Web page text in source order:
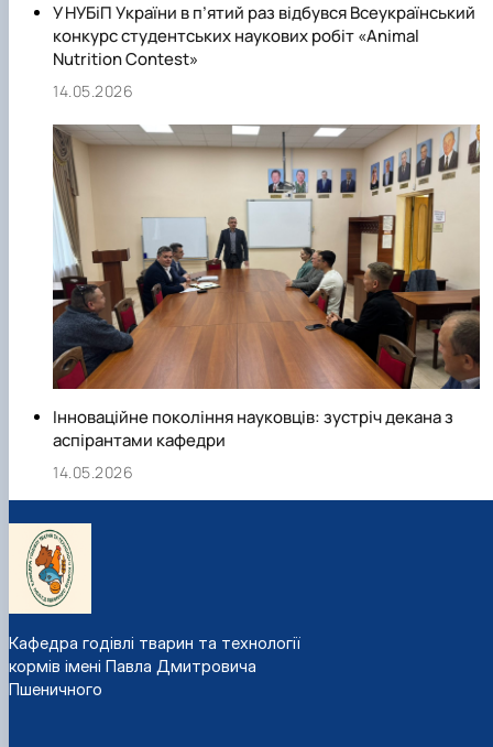
У НУБіП України в п’ятий раз відбувся Всеукраїнський
конкурс студентських наукових робіт «Animal
Nutrition Contest»
14.05.2026
Інноваційне покоління науковців: зустріч декана з
аспірантами кафедри
14.05.2026
Кафедра годівлі тварин та технології
кормів імені Павла Дмитровича
Пшеничного